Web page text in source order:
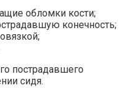
обломки кости;
конечность;
пострадавшего
сидя.